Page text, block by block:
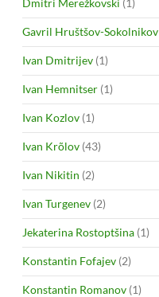
Dmitri Merežkovski (1)
Gavril Hruštšov-Sokolnikov
Ivan Dmitrijev (1)
Ivan Hemnitser (1)
Ivan Kozlov (1)
Ivan Krõlov (43)
Ivan Nikitin (2)
Ivan Turgenev (2)
Jekaterina Rostoptšina (1)
Konstantin Fofajev (2)
Konstantin Romanov (1)